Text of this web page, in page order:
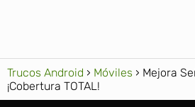
Trucos Android Móviles
Mejora
¡Cobertura TOTAL!